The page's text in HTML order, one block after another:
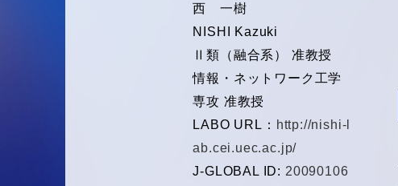
西 一樹
NISHI Kazuki
Ⅱ類（融合系） 准教授
情報・ネットワーク工学
専攻 准教授
LABO URL： http://nishi-l
ab.cei.uec.ac.jp/
J-GLOBAL ID: 20090106